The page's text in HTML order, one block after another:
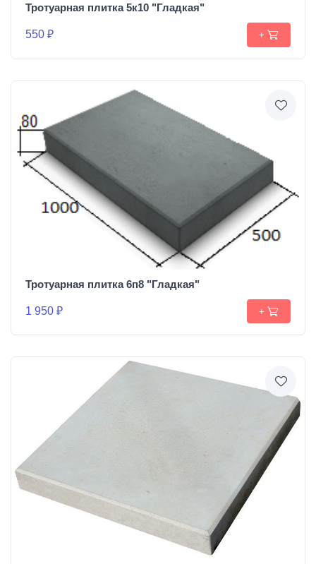
Тротуарная плитка 5к10 "Гладкая"
550 ₽ +
Тротуарная плитка 6п8 "Гладкая"
1 950 ₽ +